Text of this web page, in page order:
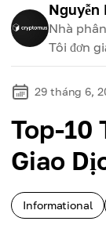
Nguyễn
Nhà
Tôi đơn
29 tháng 6,
Top-10
Giao
Informational